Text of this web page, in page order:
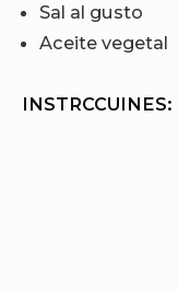
Sal al gusto
Aceite vegetal
INSTRCCUINES: